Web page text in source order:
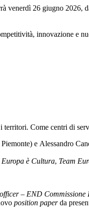
26 giugno
innovazione e
Come centri di
e Alessandro
è Cultura, Team
– END Commissione
position paperda